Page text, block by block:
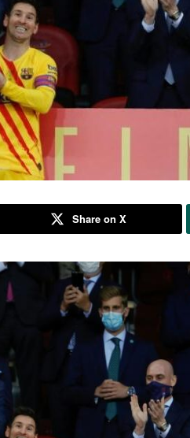
Share on X